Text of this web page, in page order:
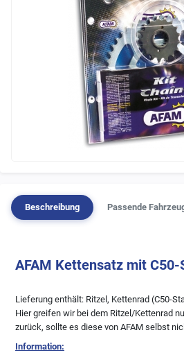
Beschreibung Passende
AFAM Kettensatz mit
Lieferung enthält: Ritzel, Kettenrad (C50-
Hier greifen wir bei dem Ritzel/Kettenrad
zurück, sollte es diese von AFAM selbst
Information: